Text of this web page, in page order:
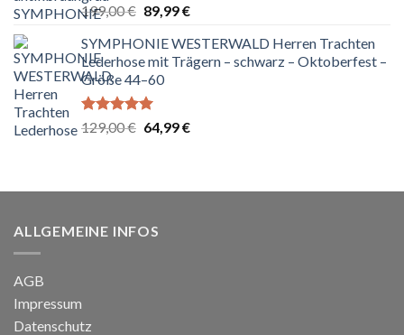
Bewertet
mit 5.00
von 5
199,00€ Ursprünglicher
war:
199,00 €
89,99€Aktueller
ist:
89,99 €.
SYMPHONIE WESTERWALD Herren Trachten
Lederhose mit Trägern – schwarz – Oktoberfest –
Größe 44–60
Bewertet
5.00
129,00€ Ursprünglicher
64,99€Aktueller
ALLGEMEINE INFOS
AGB
Impressum
Datenschutz